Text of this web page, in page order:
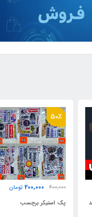
23٪
450,000
350,000 تومان
محافظ لبه کاپوت پارچه ای +